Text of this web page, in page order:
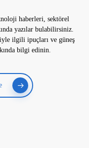
haberleri, sektörel
yazılar bulabilirsiniz.
ilgili ipuçları ve güneş
bilgi edinin.